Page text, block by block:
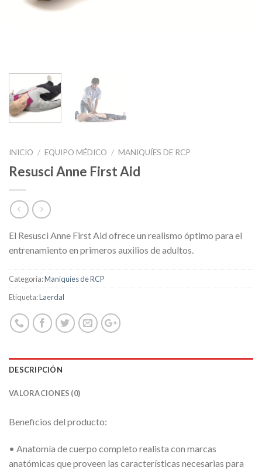
INICIO / EQUIPO MÉDICO / MANIQUÍES DE RCP
Resusci Anne First Aid
El Resusci Anne First Aid ofrece un realismo óptimo para el
entrenamiento en primeros auxilios de adultos.
Categoría:Maniquíes de RCP
Etiqueta:Laerdal
DESCRIPCIÓN
VALORACIONES (0)
Beneficios del producto:
• Anatomía de cuerpo completo realista con marcas
anatómicas que proveen las características necesarias para